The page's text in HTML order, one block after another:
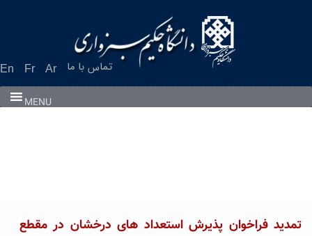
En Fr Ar تماس با ما
MENU
تمدید فراخوان پذیرش استعداد های درخشان در مقطع